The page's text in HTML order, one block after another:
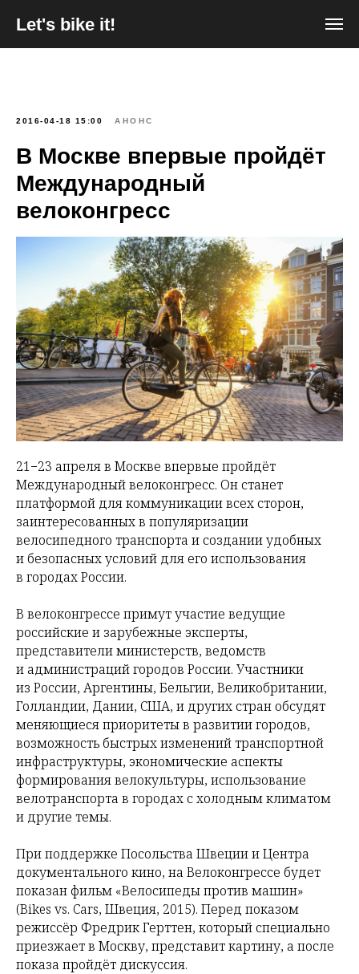
Let's bike it!
2016-04-18 15:00 АНОНС
В Москве впервые пройдёт
Международный
велоконгресс
21−23 апреля в Москве впервые пройдёт
Международный велоконгресс. Он станет
платформой для коммуникации всех сторон,
заинтересованных в популяризации
велосипедного транспорта и создании удобных
и безопасных условий для его использования
в городах России.
В велоконгрессе примут участие ведущие
российские и зарубежные эксперты,
представители министерств, ведомств
и администраций городов России. Участники
из России, Аргентины, Бельгии, Великобритании,
Голландии, Дании, США, и других стран обсудят
меняющиеся приоритеты в развитии городов,
возможность быстрых изменений транспортной
инфраструктуры, экономические аспекты
формирования велокультуры, использование
велотранспорта в городах с холодным климатом
и другие темы.
При поддержке Посольства Швеции и Центра
документального кино, на Велоконгрессе будет
показан фильм «Велосипеды против машин»
(Bikes vs. Cars, Швеция, 2015). Перед показом
режиссёр Фредрик Герттен, который специально
приезжает в Москву, представит картину, а после
показа пройдёт дискуссия.